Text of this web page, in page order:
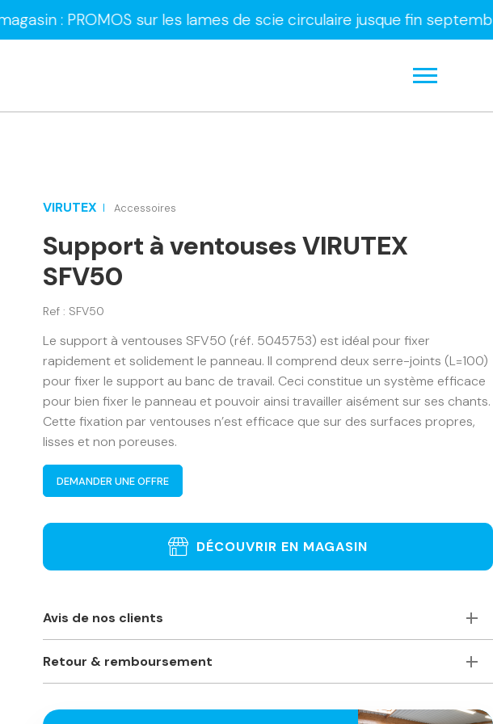
sur les lames de scie circulaire jusque fin septembre
VIRUTEX Accessoires
Support à ventouses VIRUTEX
SFV50
Ref : SFV50
Le support à ventouses SFV50 (réf. 5045753) est idéal pour fixer
rapidement et solidement le panneau. Il comprend deux serre-joints (L=100)
pour fixer le support au banc de travail. Ceci constitue un système efficace
pour bien fixer le panneau et pouvoir ainsi travailler aisément sur ses chants.
Cette fixation par ventouses n’est efficace que sur des surfaces propres,
lisses et non poreuses.
DEMANDER UNE OFFRE
DÉCOUVRIR EN MAGASIN
Avis de nos clients
vivement ce magasin pour ceux qui ont besoin de machines à bois
Phillippe O.
Retour & remboursement
retourner ?